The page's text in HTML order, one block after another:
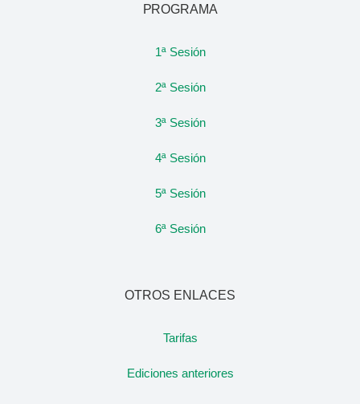
PROGRAMA
1ª Sesión
2ª Sesión
3ª Sesión
4ª Sesión
5ª Sesión
6ª Sesión
OTROS ENLACES
Tarifas
Ediciones anteriores